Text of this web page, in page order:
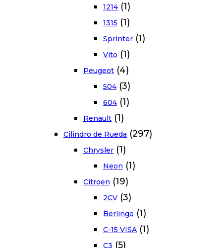
1214 (1)
1315 (1)
Sprinter (1)
Vito (1)
Peugeot (4)
504 (3)
604 (1)
Renault (1)
Cilindro de Rueda (297)
Chrysler (1)
Neon (1)
Citroen (19)
2CV (3)
Berlingo (1)
C-15 VISA (1)
C3 (5)